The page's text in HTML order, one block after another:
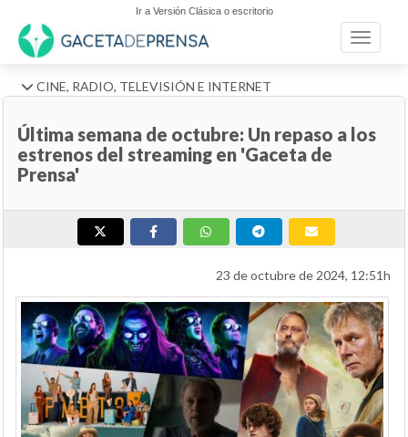
Ir a Versión Clásica o escritorio
Toggle
CINE, RADIO, TELEVISIÓN E INTERNET
Última semana de octubre: Un repaso a los
estrenos del streaming en 'Gaceta de
Prensa'
23 de octubre de 2024, 12:51h